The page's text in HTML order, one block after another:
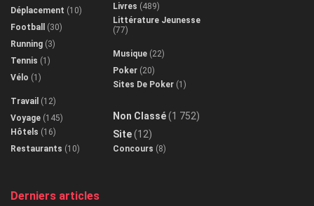
Déplacement (10)
Football
(30)
Running (3)
Tennis (1)
Vélo (1)
Travail (12)
Voyage (145)
Hôtels (16)
Restaurants (10)
Livres (489)
Littérature Jeunesse
(77)
Musique (22)
Poker (20)
Sites De Poker (1)
Non Classé(1 752)
Site(12)
Concours (8)
Derniers articles